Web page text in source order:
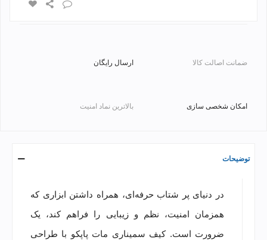
ضمانت اصالت کالا ارسال رایگان
امکان شخصی سازی بالاترین نماد امنیت
توضیحات
در دنیای پر شتاب حرفه‌ای، همراه داشتن ابزاری که
همزمان امنیت، نظم و زیبایی را فراهم کند، یک
ضرورت است. کیف سمیناری مات پاپکو با طراحی